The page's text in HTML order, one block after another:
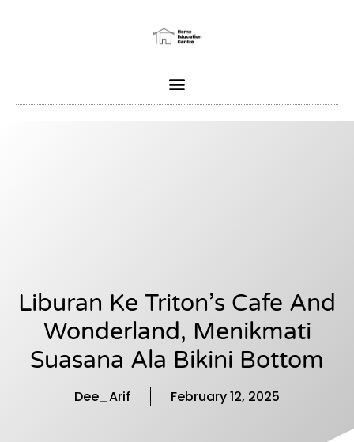
Liburan Ke Triton’s Cafe And
Wonderland, Menikmati
Suasana Ala Bikini Bottom
Dee_Arif February 12, 2025